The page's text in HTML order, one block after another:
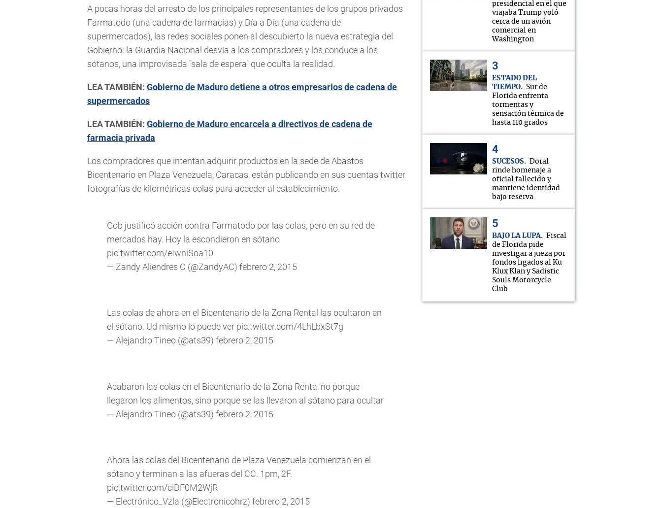
A pocas horas del arresto de los principales representantes de los grupos privados
Farmatodo (una cadena de farmacias) y Día a Día (una cadena de
supermercados), las redes sociales ponen al descubierto la nueva estrategia del
Gobierno: la Guardia Nacional desvía a los compradores y los conduce a los
sótanos, una improvisada "sala de espera" que oculta la realidad.
LEA TAMBIÉN: Gobierno de Maduro detiene a otros empresarios de cadena de
supermercados
LEA TAMBIÉN: Gobierno de Maduro encarcela a directivos de cadena de
farmacia privada
Los compradores que intentan adquirir productos en la sede de Abastos
Bicentenario en Plaza Venezuela, Caracas, están publicando en sus cuentas twitter
fotografías de kilométricas colas para acceder al establecimiento.
Gob justificó acción contra Farmatodo por las colas, pero en su red de
mercados hay. Hoy la escondieron en sótano
pic.twitter.com/eIwniSoa10
— Zandy Aliendres C (@ZandyAC) febrero 2, 2015
Las colas de ahora en el Bicentenario de la Zona Rental las ocultaron en
el sótano. Ud mismo lo puede ver pic.twitter.com/4LhLbxSt7g
— Alejandro Tineo (@ats39) febrero 2, 2015
Acabaron las colas en el Bicentenario de la Zona Renta, no porque
llegaron los alimentos, sino porque se las llevaron al sótano para ocultar
— Alejandro Tineo (@ats39) febrero 2, 2015
Ahora las colas del Bicentenario de Plaza Venezuela comienzan en el
sótano y terminan a las afueras del CC. 1pm, 2F.
pic.twitter.com/ciDF0M2WjR
— Electrónico_Vzla (@Electronicohrz) febrero 2, 2015
presidencial en el que
viajaba Trump voló
cerca de un avión
comercial en
Washington
ESTADO DEL
TIEMPO
Sur de
Florida enfrenta
tormentas y
sensación térmica de
hasta 110 grados
SUCESOS
Doral
rinde homenaje a
oficial fallecido y
mantiene identidad
bajo reserva
BAJO LA LUPA
Fiscal
de Florida pide
investigar a jueza por
fondos ligados al Ku
Klux Klan y Sadistic
Souls Motorcycle
Club